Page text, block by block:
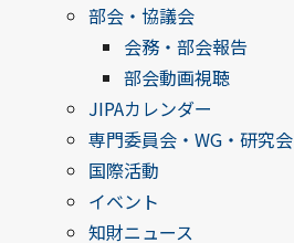
部会・協議会
会務・部会報告
部会動画視聴
JIPAカレンダー
専門委員会・WG・研究会
国際活動
イベント
知財ニュース